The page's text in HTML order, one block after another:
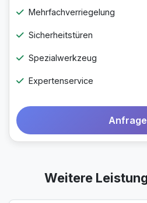
Mehrfachverriegelung
Sicherheitstüren
Spezialwerkzeug
Expertenservice
Weitere